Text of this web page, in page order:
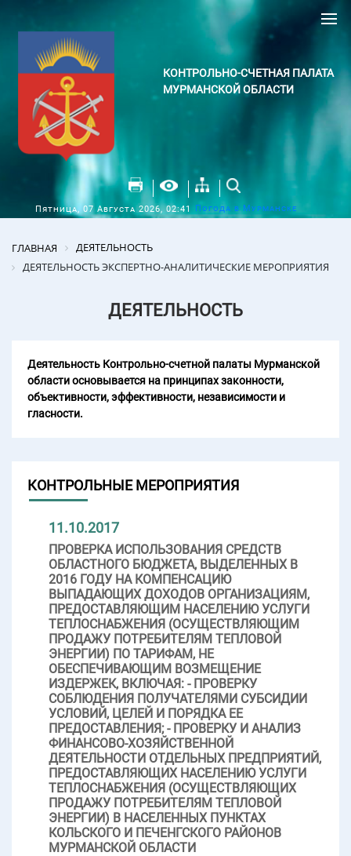
КОНТРОЛЬНО-СЧЕТНАЯ ПАЛАТА
МУРМАНСКОЙ ОБЛАСТИ
Пятница, 07 Августа 2026, 02:41 Погода в Мурманске
ГЛАВНАЯ
ДЕЯТЕЛЬНОСТЬ
ДЕЯТЕЛЬНОСТЬ ЭКСПЕРТНО-АНАЛИТИЧЕСКИЕ МЕРОПРИЯТИЯ
ДЕЯТЕЛЬНОСТЬ
Деятельность Контрольно-счетной палаты Мурманской
области основывается на принципах законности,
объективности, эффективности, независимости и
гласности.
КОНТРОЛЬНЫЕ МЕРОПРИЯТИЯ
11.10.2017
ПРОВЕРКА ИСПОЛЬЗОВАНИЯ СРЕДСТВ
ОБЛАСТНОГО БЮДЖЕТА, ВЫДЕЛЕННЫХ В
2016 ГОДУ НА КОМПЕНСАЦИЮ
ВЫПАДАЮЩИХ ДОХОДОВ ОРГАНИЗАЦИЯМ,
ПРЕДОСТАВЛЯЮЩИМ НАСЕЛЕНИЮ УСЛУГИ
ТЕПЛОСНАБЖЕНИЯ (ОСУЩЕСТВЛЯЮЩИМ
ПРОДАЖУ ПОТРЕБИТЕЛЯМ ТЕПЛОВОЙ
ЭНЕРГИИ) ПО ТАРИФАМ, НЕ
ОБЕСПЕЧИВАЮЩИМ ВОЗМЕЩЕНИЕ
ИЗДЕРЖЕК, ВКЛЮЧАЯ: - ПРОВЕРКУ
СОБЛЮДЕНИЯ ПОЛУЧАТЕЛЯМИ СУБСИДИИ
УСЛОВИЙ, ЦЕЛЕЙ И ПОРЯДКА ЕЕ
ПРЕДОСТАВЛЕНИЯ; - ПРОВЕРКУ И АНАЛИЗ
ФИНАНСОВО-ХОЗЯЙСТВЕННОЙ
ДЕЯТЕЛЬНОСТИ ОТДЕЛЬНЫХ ПРЕДПРИЯТИЙ,
ПРЕДОСТАВЛЯЮЩИХ НАСЕЛЕНИЮ УСЛУГИ
ТЕПЛОСНАБЖЕНИЯ (ОСУЩЕСТВЛЯЮЩИХ
ПРОДАЖУ ПОТРЕБИТЕЛЯМ ТЕПЛОВОЙ
ЭНЕРГИИ) В НАСЕЛЕННЫХ ПУНКТАХ
КОЛЬСКОГО И ПЕЧЕНГСКОГО РАЙОНОВ
МУРМАНСКОЙ ОБЛАСТИ